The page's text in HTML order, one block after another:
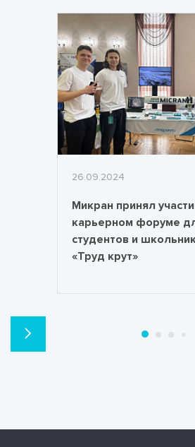
26.09.2024
Микран принял
карьерном форуме
студентов и
«Труд крут»